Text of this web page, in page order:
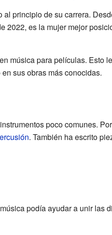
principio de su carrera.
2022, es la mujer mejor
música para películas. Esto
sus obras más conocidas.
poco comunes.
. También ha escrito
podía ayudar a unir las